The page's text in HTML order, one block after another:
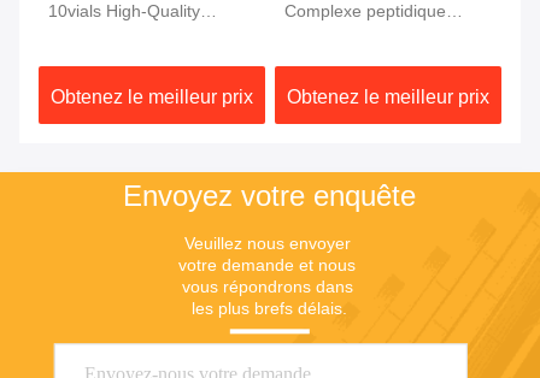
10vials High-Quality
Obtenez le meilleur prix
Complexe peptidique
157 | TB-500 | KPV) 80 mg
Obtenez le meilleur prix
Envoyez votre enquête
Veuillez nous envoyer
votre demande et nous
vous répondrons dans
les plus brefs délais.